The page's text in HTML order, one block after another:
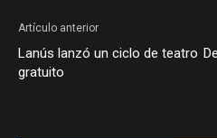
Artículo anterior
Lanús lanzó un ciclo de teatro
gratuito